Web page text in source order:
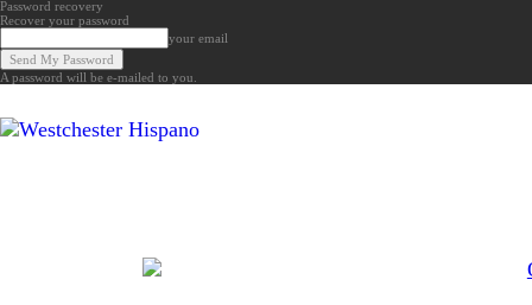
Password recovery
Recover your password
your email
A password will be e-mailed to you.
Noticias